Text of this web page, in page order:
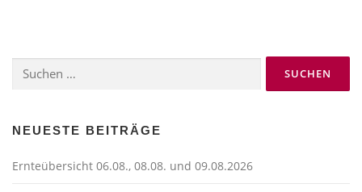
nach:
NEUESTE BEITRÄGE
Ernteübersicht 06.08., 08.08. und 09.08.2026